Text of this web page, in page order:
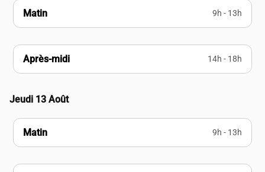
Matin 9h - 13h
Après-midi 14h - 18h
Jeudi 13 Août
Matin 9h - 13h